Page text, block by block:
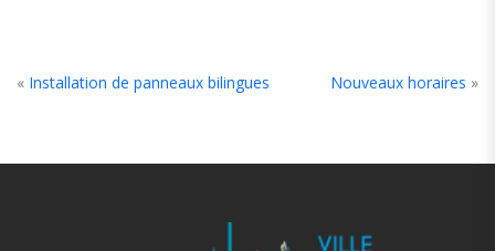
« Installation de panneaux bilingues Nouveaux horaires »